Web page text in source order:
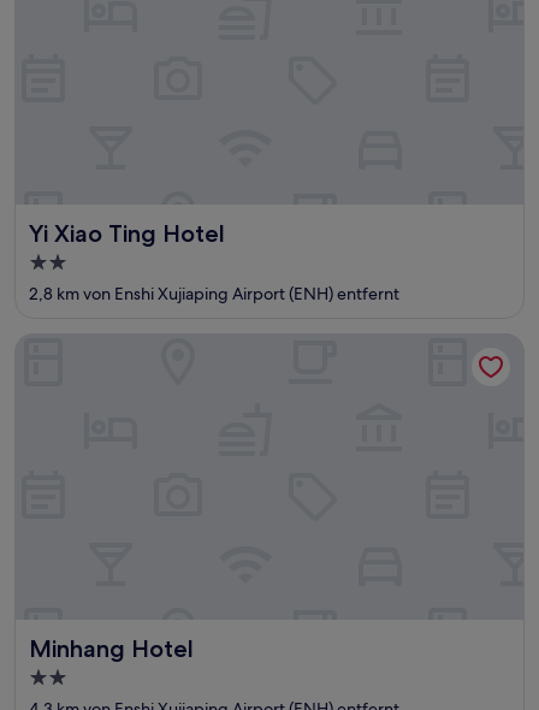
Yi Xiao Ting Hotel
Yi Xiao Ting Hotel
2.0-
Sterne-
2,8 km von Enshi Xujiaping Airport (ENH) entfernt
Minhang Hotel
Minhang Hotel
2.0-
Sterne-
Minhang Hotel